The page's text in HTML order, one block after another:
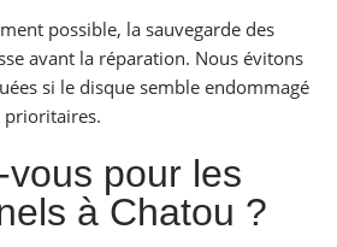
possible, la sauvegarde des
avant la réparation. Nous évitons
si le disque semble endommagé
prioritaires.
pour les
à Chatou ?